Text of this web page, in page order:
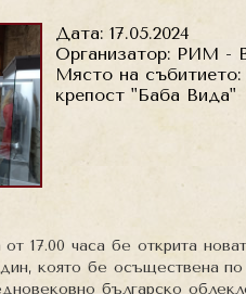
Дата: 17.05.2024
Организатор: РИМ -
Място на
крепост "Баба Вида"
17.00 часа бе открита
която бе осъществена
българско